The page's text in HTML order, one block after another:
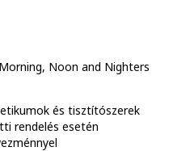
Noon and Nighters
és tisztítószerek
rendelés esetén